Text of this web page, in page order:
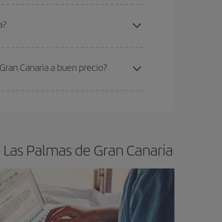
Las Palmas de Gran Canaria-dest
Canaria a buen precio?
Palmas de Gran Canaria